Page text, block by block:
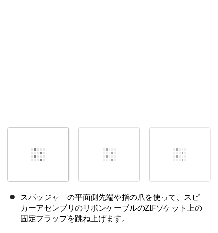
スパッジャーの平面側先端や指の爪を使って、スピー
カーアセンブリのリボンケーブルのZIFソケット上の
固定フラップを跳ね上げます。